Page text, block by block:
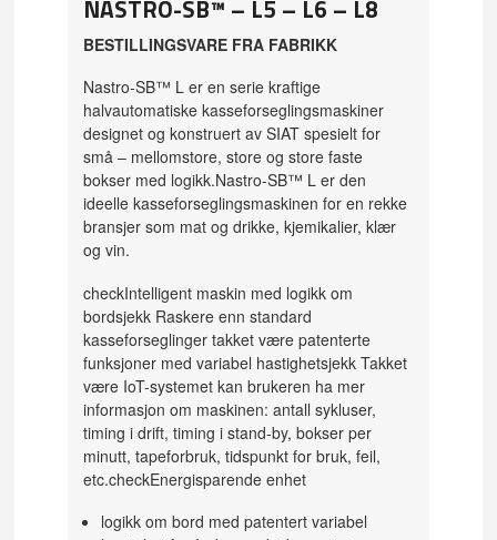
NASTRO-SB™ – L5 – L6 – L8
BESTILLINGSVARE FRA FABRIKK
Nastro-SB™ L er en serie kraftige
halvautomatiske kasseforseglingsmaskiner
designet og konstruert av SIAT spesielt for
små – mellomstore, store og store faste
bokser med logikk.Nastro-SB™ L er den
ideelle kasseforseglingsmaskinen for en rekke
bransjer som mat og drikke, kjemikalier, klær
og vin.
checkIntelligent maskin med logikk om
bordsjekk Raskere enn standard
kasseforseglinger takket være patenterte
funksjoner med variabel hastighetsjekk Takket
være IoT-systemet kan brukeren ha mer
informasjon om maskinen: antall sykluser,
timing i drift, timing i stand-by, bokser per
minutt, tapeforbruk, tidspunkt for bruk, feil,
etc.checkEnergisparende enhet
logikk om bord med patentert variabel